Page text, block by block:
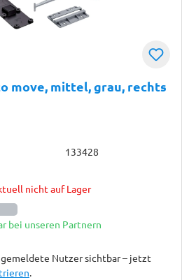
move, mittel, grau, rechts
133428
nicht auf Lager
bei unseren Partnern
Nutzer sichtbar – jetzt
.